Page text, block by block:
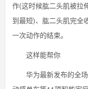
作(这时候肱二头肌被拉
到最短)、肱二头肌完全
一次动作的结束。
这样能帮你
华为最新发布的全场